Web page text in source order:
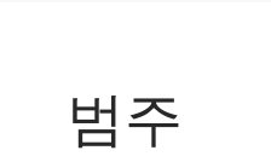
범주